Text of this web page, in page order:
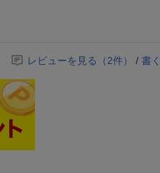
レビューを見る（2件） / 書く